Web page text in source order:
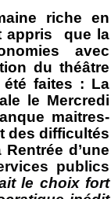
riche en
appris que la
avec
du théâtre
été faites : La
le Mercredi
maitres-
des difficultés
d’une
publics
le choix fort